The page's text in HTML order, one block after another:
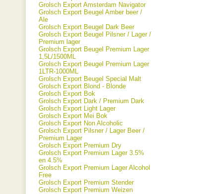
Grolsch Export Amsterdam Navigator
Grolsch Export Beugel Amber beer /
Ale
Grolsch Export Beugel Dark Beer
Grolsch Export Beugel Pilsner / Lager /
Premium lager
Grolsch Export Beugel Premium Lager
1,5L/1500ML
Grolsch Export Beugel Premium Lager
1LTR-1000ML
Grolsch Export Beugel Special Malt
Grolsch Export Blond - Blonde
Grolsch Export Bok
Grolsch Export Dark / Premium Dark
Grolsch Export Light Lager
Grolsch Export Mei Bok
Grolsch Export Non Alcoholic
Grolsch Export Pilsner / Lager Beer /
Premium Lager
Grolsch Export Premium Dry
Grolsch Export Premium Lager 3.5%
en 4.5%
Grolsch Export Premium Lager Alcohol
Free
Grolsch Export Premium Stender
Grolsch Export Premium Weizen